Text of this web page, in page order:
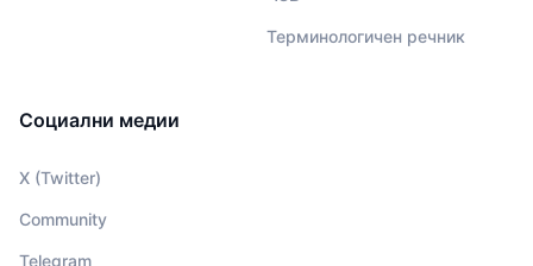
Терминологичен речник
Социални медии
X (Twitter)
Community
Telegram